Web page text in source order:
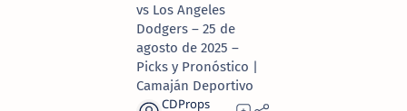
vs Los Angeles
Dodgers – 25 de
agosto de 2025 –
Picks y Pronóstico |
Camaján Deportivo